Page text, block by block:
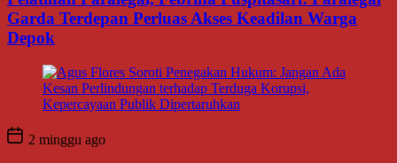
Garda Terdepan Perluas Akses Keadilan Warga
Depok
2 minggu ago